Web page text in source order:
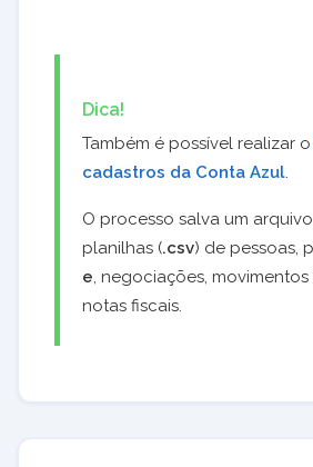
Dica!
Também é possível realizar o
cadastros da Conta Azul.
O processo salva um arquivo
planilhas (.csv) de pessoas,
e, negociações,
notas fiscais.